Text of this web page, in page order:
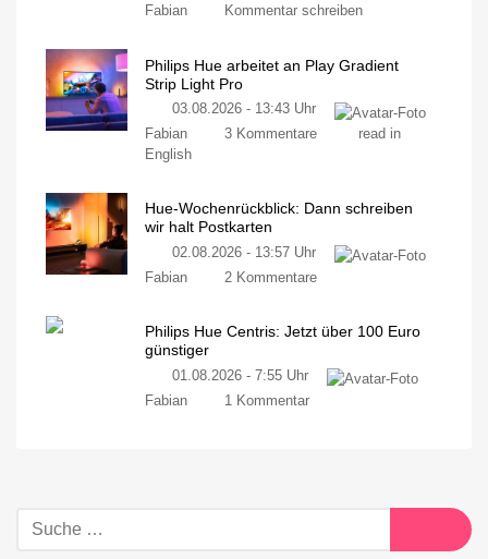
Fabian
Kommentar schreiben
Philips Hue arbeitet an Play Gradient
Strip Light Pro
03.08.2026 - 13:43 Uhr
Fabian
3 Kommentare
read in
English
Hue-Wochenrückblick: Dann schreiben
wir halt Postkarten
02.08.2026 - 13:57 Uhr
Fabian
2 Kommentare
Philips Hue Centris: Jetzt über 100 Euro
günstiger
01.08.2026 - 7:55 Uhr
Fabian
1 Kommentar